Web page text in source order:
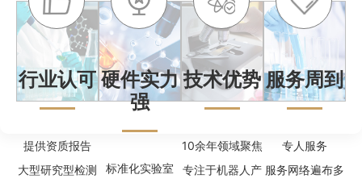
行业认可
提供资质报告
大型研究型检测
硬件实力
强
标准化实验室
技术优势
10余年领域聚焦
专注于机器人产
服务周到
专人服务
服务网络遍布多